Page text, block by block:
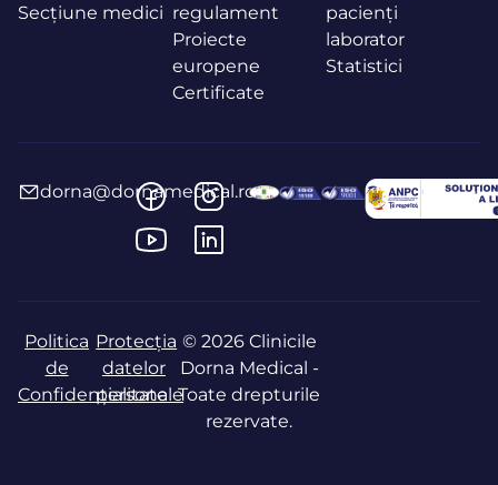
Secțiune medici regulament
Proiecte
europene
Certificate
pacienți
laborator
Statistici
dorna@dornamedical.ro
Politica
de
Confidențialitate
Protecția
datelor
personale
© 2026 Clinicile
Dorna Medical -
Toate drepturile
rezervate.